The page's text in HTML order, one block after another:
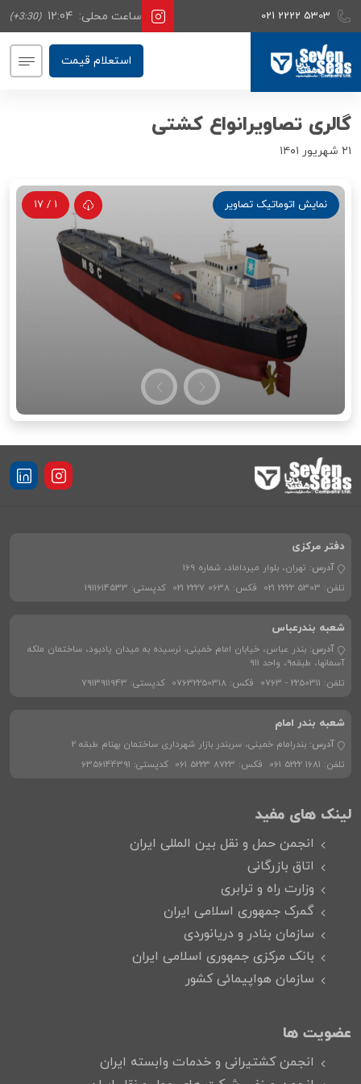
021 2222 5303 ساعت محلی: 12:04
(+3:30)
استعلام قیمت
گالری تصاویرانواع کشتی
۲۱ شهریور ۱۴۰۱
نمایش اتوماتیک تصاویر 1
/
17
دفتر مرکزی
آدرس: تهران، بلوار میرداماد، شماره 169
تلفن: 021 2222 5303 فکس: 021 2227 0638 کدپستی: 1911614533
شعبه بندرعباس
آدرس: بندر عباس، خیابان امام خمینی، نرسیده به میدان یادبود، ساختمان ملکه
آسمانها، طبقه9، واحد 911
تلفن: 0763 - 2250311 فکس: 07632250318 کدپستی: 7913911943
شعبه بندر امام
آدرس: بندرامام خمینی، سربندر بازار شهرداری ساختمان بهنام طبقه 2
تلفن: 061 5222 1681 فکس: 061 5223 8723 کدپستی: 6356144391
لینک های مفید
انجمن حمل و نقل بین المللی ایران
اتاق بازرگانی
وزارت راه و ترابری
گمرک جمهوری اسلامی ایران
سازمان بنادر و دریانوردی
بانک مرکزی جمهوری اسلامی ایران
سازمان هواپیمائی کشور
عضویت ها
انجمن کشتیرانی و خدمات وابسته ایران